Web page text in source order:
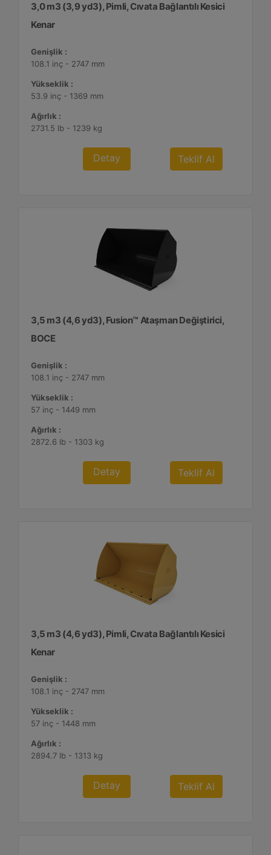
3,0 m3 (3,9 yd3), Pimli, Cıvata Bağlantılı Kesici
Kenar
Genişlik :
108.1 inç - 2747 mm
Yükseklik :
53.9 inç - 1369 mm
Ağırlık :
2731.5 lb - 1239 kg
Detay Teklif Al
3,5 m3 (4,6 yd3), Fusion™ Ataşman Değiştirici,
BOCE
Genişlik :
108.1 inç - 2747 mm
Yükseklik :
57 inç - 1449 mm
Ağırlık :
2872.6 lb - 1303 kg
Detay Teklif Al
3,5 m3 (4,6 yd3), Pimli, Cıvata Bağlantılı Kesici
Kenar
Genişlik :
108.1 inç - 2747 mm
Yükseklik :
57 inç - 1448 mm
Ağırlık :
2894.7 lb - 1313 kg
Detay Teklif Al